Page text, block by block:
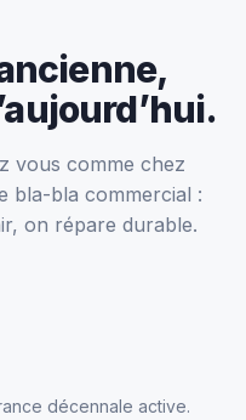
vous comme chez
bla-bla commercial :
on répare durable.
décennale active.